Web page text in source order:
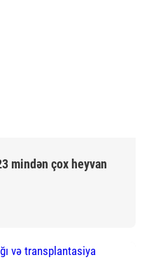
mindən çox heyvan